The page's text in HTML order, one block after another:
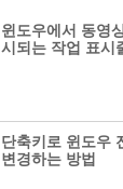
윈도우에서 동영
시되는 작업 표시
단축키로 윈도우
변경하는 방법